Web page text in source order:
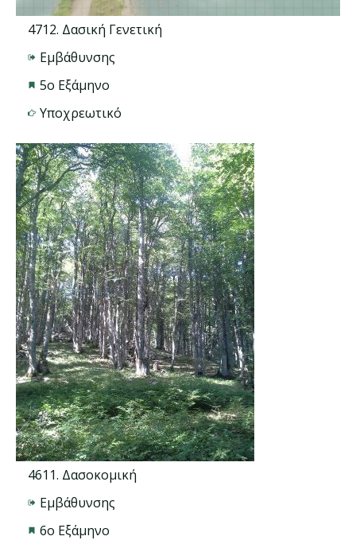
4712. Δασική Γενετική
Εμβάθυνσης
5ο Εξάμηνο
Υποχρεωτικό
4611. Δασοκομική
Εμβάθυνσης
6ο Εξάμηνο